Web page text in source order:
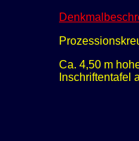
Ca. 4,50 m
Inschriftentafel